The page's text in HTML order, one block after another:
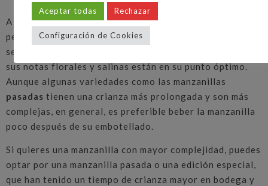
¡Disfrútala Joven!
A diferencia de otros vinos, la manzanilla no está
pensada para envejecer en botella. Este vino, fresco y
seco, se elabora para consumirse en su juventud, cuando
sus notas florales y salinas están en su punto óptimo.
Aunque algunas variedades como las manzanillas
pasadas tienen una crianza más prolongada y son más
complejas, en general, es preferible beber la manzanilla
poco después de su embotellado.
Si quieres una manzanilla con mayor complejidad, puedes
optar por una manzanilla pasada o una edición especial,
que han tenido un tiempo de crianza mayor en bodega y
Aceptar todas Rechazar
Configuración de Cookies